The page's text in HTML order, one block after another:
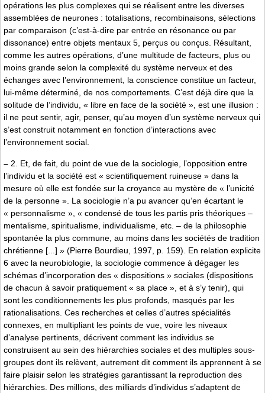
opérations les plus complexes qui se réalisent entre les diverses
assemblées de neurones : totalisations, recombinaisons, sélections
par comparaison (c’est-à-dire par entrée en résonance ou par
dissonance) entre objets mentaux 5, perçus ou conçus. Résultant,
comme les autres opérations, d’une multitude de facteurs, plus ou
moins grande selon la complexité du système nerveux et des
échanges avec l’environnement, la conscience constitue un facteur,
lui-même déterminé, de nos comportements. C’est déjà dire que la
solitude de l’individu, « libre en face de la société », est une illusion :
il ne peut sentir, agir, penser, qu’au moyen d’un système nerveux qui
s’est construit notamment en fonction d’interactions avec
l’environnement social.
– 2. Et, de fait, du point de vue de la sociologie, l’opposition entre
l’individu et la société est « scientifiquement ruineuse » dans la
mesure où elle est fondée sur la croyance au mystère de « l’unicité
de la personne ». La sociologie n’a pu avancer qu’en écartant le
« personnalisme », « condensé de tous les partis pris théoriques –
mentalisme, spiritualisme, individualisme, etc. – de la philosophie
spontanée la plus commune, au moins dans les sociétés de tradition
chrétienne [...] » (Pierre Bourdieu, 1997, p. 159). En relation explicite
6 avec la neurobiologie, la sociologie commence à dégager les
schémas d’incorporation des « dispositions » sociales (dispositions
de chacun à savoir pratiquement « sa place », et à s’y tenir), qui
sont les conditionnements les plus profonds, masqués par les
rationalisations. Ces recherches et celles d’autres spécialités
connexes, en multipliant les points de vue, voire les niveaux
d’analyse pertinents, décrivent comment les individus se
construisent au sein des hiérarchies sociales et des multiples sous-
groupes dont ils relèvent, autrement dit comment ils apprennent à se
faire plaisir selon les stratégies garantissant la reproduction des
hiérarchies. Des millions, des milliards d’individus s’adaptent de